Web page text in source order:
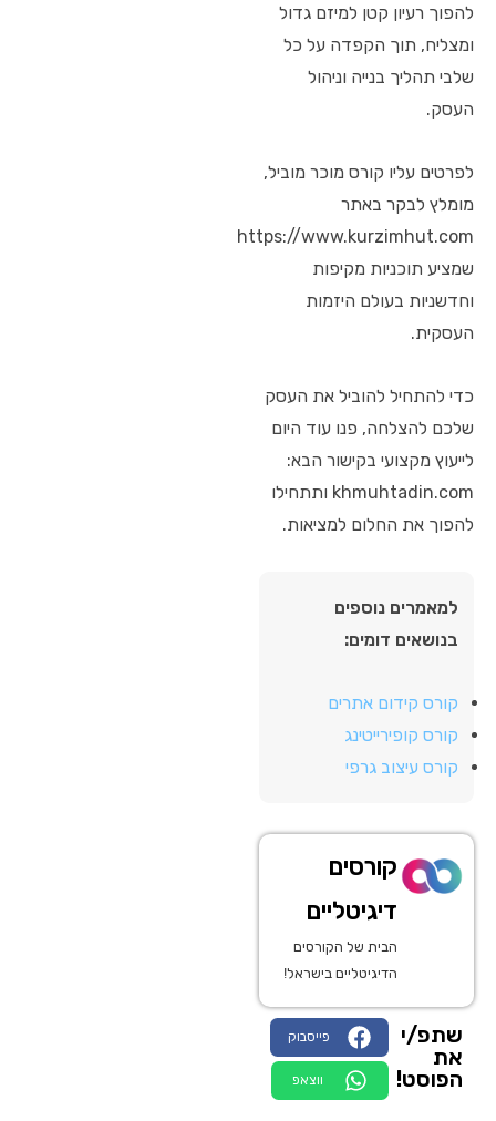
להפוך רעיון קטן למיזם גדול
ומצליח, תוך הקפדה על כל
שלבי תהליך בנייה וניהול
העסק.
לפרטים עליו קורס מוכר מוביל,
מומלץ לבקר באתר
https://www.kurzimhut.com
שמציע תוכניות מקיפות
וחדשניות בעולם היזמות
העסקית.
כדי להתחיל להוביל את העסק
שלכם להצלחה, פנו עוד היום
לייעוץ מקצועי בקישור הבא:
khmuhtadin.com ותתחילו
להפוך את החלום למציאות.
למאמרים נוספים
בנושאים דומים:
קורס קידום אתרים
קורס קופירייטינג
קורס עיצוב גרפי
קורסים
דיגיטליים
הבית של הקורסים
הדיגיטליים בישראל!
שתפ/י
את
הפוסט!
פייסבוק
ווצאפ